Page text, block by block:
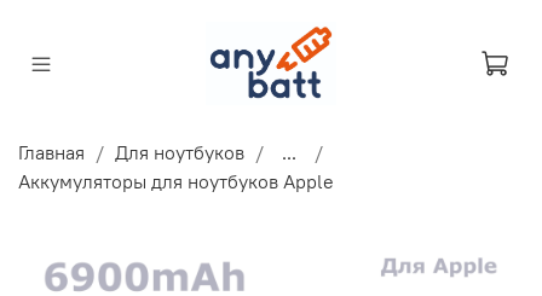
Главная Для ноутбуков
...
Аккумуляторы для ноутбуков Apple